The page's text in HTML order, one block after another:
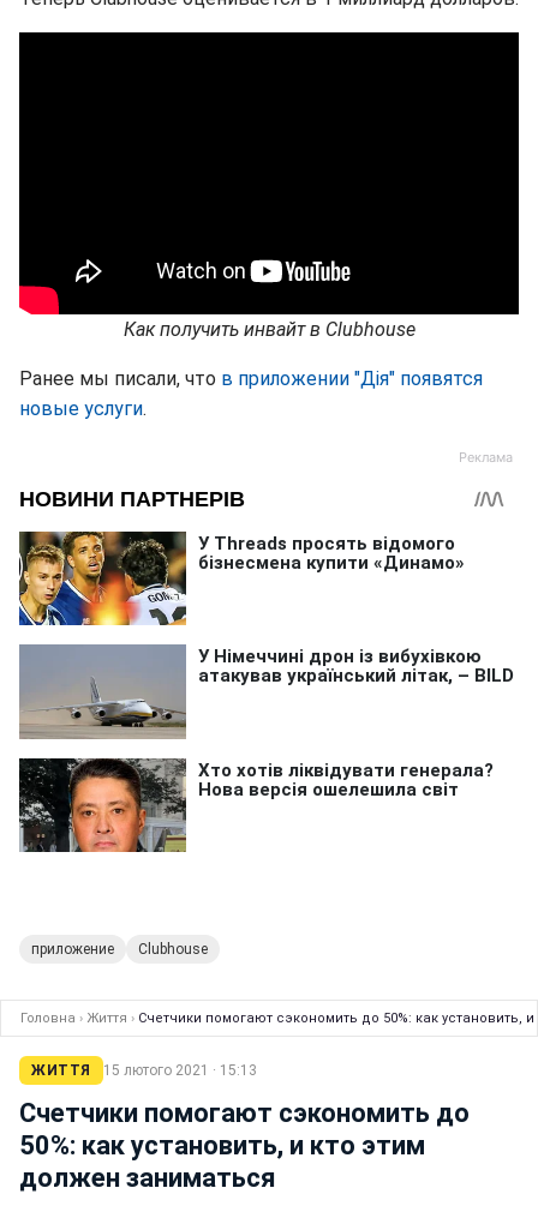
Как получить инвайт в Clubhouse
Ранее мы писали, что в приложении "Дія" появятся
новые услуги.
приложение Clubhouse
Головна › Життя › Счетчики помогают сэкономить до 50%: как установить,
ЖИТТЯ 15 лютого 2021 · 15:13
Счетчики помогают сэкономить до
50%: как установить, и кто этим
должен заниматься